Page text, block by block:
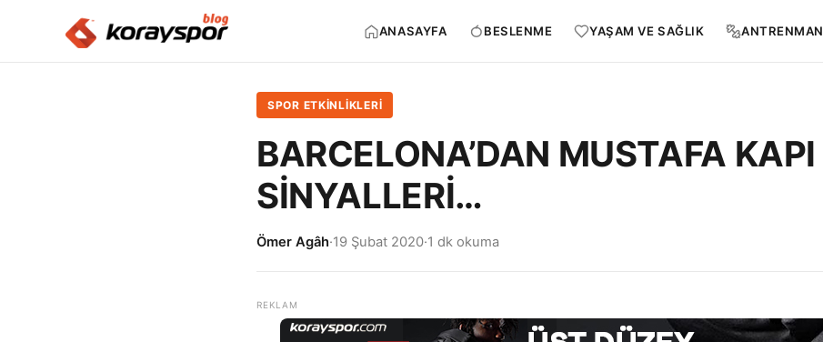
ANASAYFA BESLENME YAŞAM VE SAĞLIK ANTRENMAN
SPOR ETKİNLİKLERİ
BARCELONA’DAN MUSTAFA KAPI
SİNYALLERİ…
Ömer Agâh·19 Şubat 2020·1 dk okuma